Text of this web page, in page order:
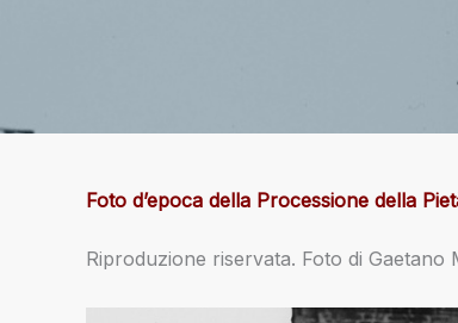
Foto d’epoca della Processione della
Riproduzione riservata. Foto di